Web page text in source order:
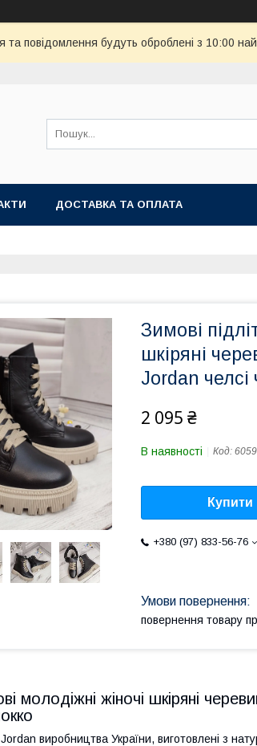
та повідомлення будуть оброблені з 10:00
ДОСТАВКА ТА ОПЛАТА
Зимові
шкіряні
Jordan
2 095 ₴
В наявності Код:
Купити
+380 (97) 833-56-76
повернення товару
молодіжні жіночі шкіряні
виробництва України, виготовлені з